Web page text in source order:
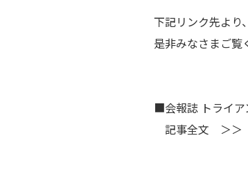
下記リンク先より
是非みなさまご覧
■会報誌 トライ
記事全文 ＞＞